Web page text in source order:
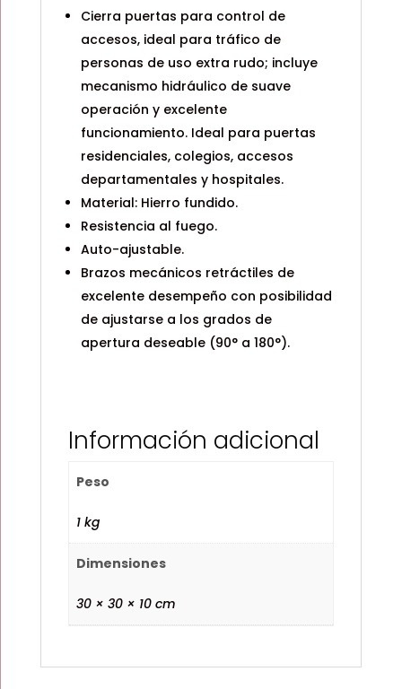
Cierra puertas para control de
accesos, ideal para tráfico de
personas de uso extra rudo; incluye
mecanismo hidráulico de suave
operación y excelente
funcionamiento. Ideal para puertas
residenciales, colegios, accesos
departamentales y hospitales.
Material: Hierro fundido.
Resistencia al fuego.
Auto-ajustable.
Brazos mecánicos retráctiles de
excelente desempeño con posibilidad
de ajustarse a los grados de
apertura deseable (90° a 180°).
Información adicional
Peso
1 kg
Dimensiones
30 × 30 × 10 cm